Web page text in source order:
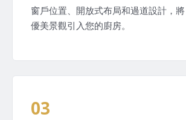
窗戶位置、開放式布局和過道設計，
優美景觀引入您的廚房。
03